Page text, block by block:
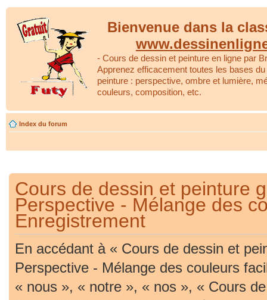
Bienvenue dans la
- Cours de dessin et peinture en ligne par
Apprenez efficacement toutes les bases
peinture : perspective, ombre et lumière,
couleurs, composition, etc.
Index du forum
Cours de dessin et peinture
Perspective - Mélange des
Enregistrement
En accédant à « Cours de dessin et
Perspective - Mélange des couleurs
« nous », « notre », « nos », « Cours